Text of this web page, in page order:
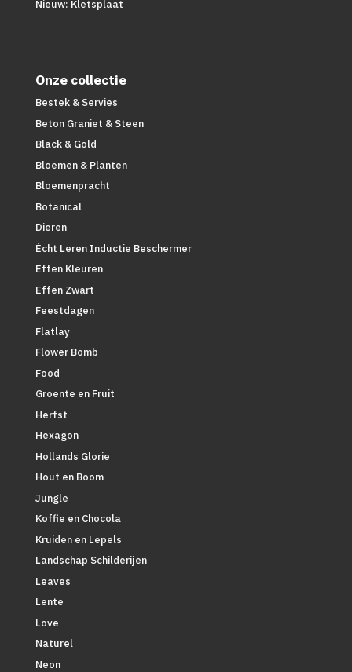
Nieuw: Kletsplaat
Onze collectie
Bestek & Servies
Beton Graniet & Steen
Black & Gold
Bloemen & Planten
Bloemenpracht
Botanical
Dieren
Écht Leren Inductie Beschermer
Effen Kleuren
Effen Zwart
Feestdagen
Flatlay
Flower Bomb
Food
Groente en Fruit
Herfst
Hexagon
Hollands Glorie
Hout en Boom
Jungle
Koffie en Chocola
Kruiden en Lepels
Landschap Schilderijen
Leaves
Lente
Love
Naturel
Neon